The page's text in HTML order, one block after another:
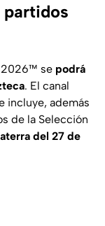
2026™ se podrá
. El canal
incluye, además
de la Selección
del 27 de